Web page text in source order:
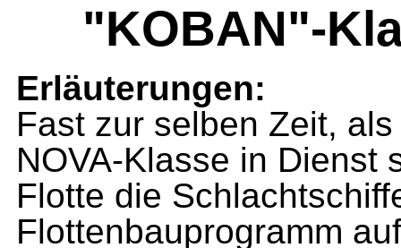
"KOBAN"-
Erläuterungen:
Fast zur selben Zeit,
NOVA-Klasse in Dienst
Flotte die
Flottenbauprogramm